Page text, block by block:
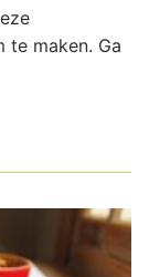
te maken. Ga